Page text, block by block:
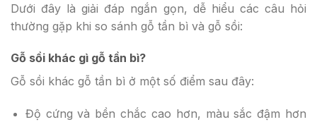
Dưới đây là giải đáp ngắn gọn, dễ hiểu các câu hỏi
thường gặp khi so sánh gỗ tần bì và gỗ sồi:
Gỗ sồi khác gì gỗ tần bì?
Gỗ sồi khác gỗ tần bì ở một số điểm sau đây:
Độ cứng và bền chắc cao hơn, màu sắc đậm hơn